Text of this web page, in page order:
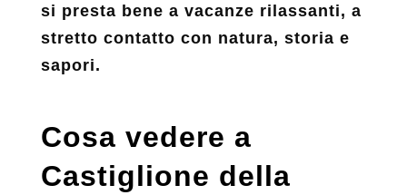
si presta bene a vacanze rilassanti, a
stretto contatto con natura, storia e
sapori.
Cosa vedere a
Castiglione della